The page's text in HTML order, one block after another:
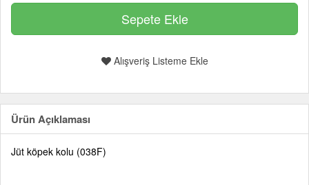
Alışveriş Listeme Ekle
Ürün Açıklaması
Jüt köpek kolu (038F)